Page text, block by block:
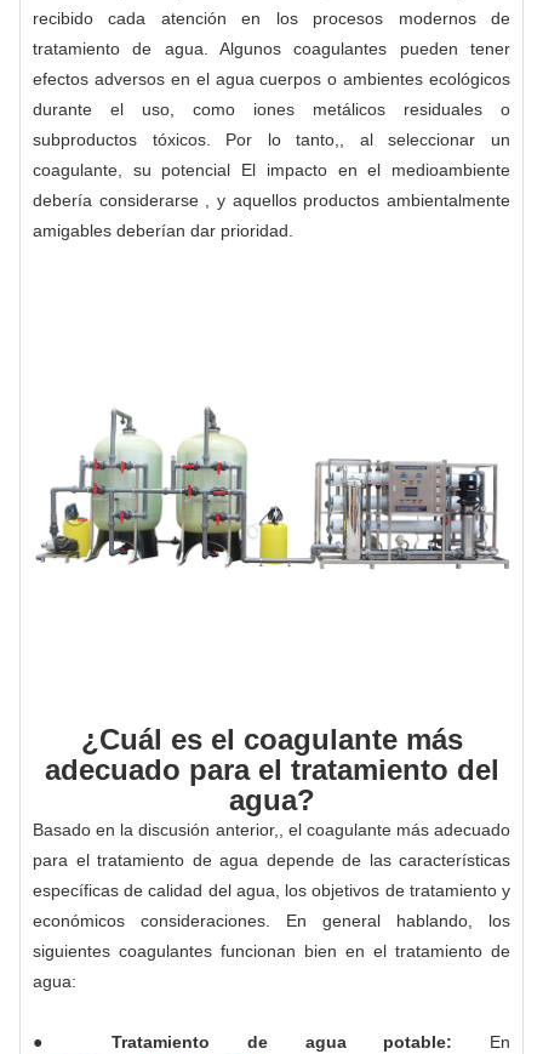
recibido cada atención en los procesos modernos de
tratamiento de agua. Algunos coagulantes pueden tener
efectos adversos en el agua cuerpos o ambientes ecológicos
durante el uso, como iones metálicos residuales o
subproductos tóxicos. Por lo tanto,, al seleccionar un
coagulante, su potencial El impacto en el medioambiente
debería considerarse , y aquellos productos ambientalmente
amigables deberían dar prioridad.
¿Cuál es el coagulante más
adecuado para el tratamiento del
agua?
Basado en la discusión anterior,, el coagulante más adecuado
para el tratamiento de agua depende de las características
específicas de calidad del agua, los objetivos de tratamiento y
económicos consideraciones. En general hablando, los
siguientes coagulantes funcionan bien en el tratamiento de
agua:
● Tratamiento de agua potable: En